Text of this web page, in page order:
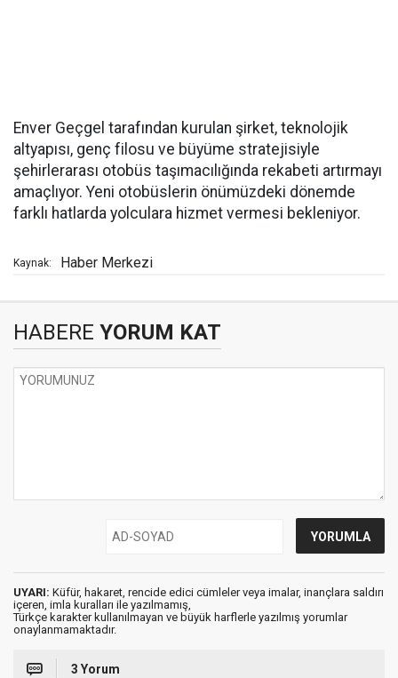
Enver Geçgel tarafından kurulan şirket, teknolojik
altyapısı, genç filosu ve büyüme stratejisiyle
şehirlerarası otobüs taşımacılığında rekabeti artırmayı
amaçlıyor. Yeni otobüslerin önümüzdeki dönemde
farklı hatlarda yolculara hizmet vermesi bekleniyor.
Kaynak: Haber Merkezi
HABERE YORUM KAT
UYARI: Küfür, hakaret, rencide edici cümleler veya imalar, inançlara saldırı
içeren, imla kuralları ile yazılmamış,
Türkçe karakter kullanılmayan ve büyük harflerle yazılmış yorumlar
onaylanmamaktadır.
3 Yorum